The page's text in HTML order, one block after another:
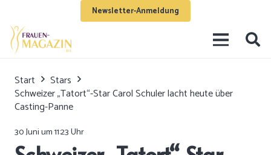
Newsletter-Anmeldung
Start
Stars
Schweizer „Tatort“-Star Carol Schuler lacht heute über
Casting-Panne
30 Juni um 11:23 Uhr